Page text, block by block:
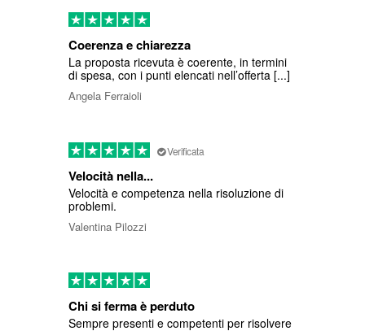
Coerenza e chiarezza
La proposta ricevuta è coerente, in termini
di spesa, con i punti elencati nell’offerta [...]
Angela Ferraioli
Verificata
Velocità nella...
Velocità e competenza nella risoluzione di
problemi.
Valentina Pilozzi
Chi si ferma è perduto
Sempre presenti e competenti per risolvere